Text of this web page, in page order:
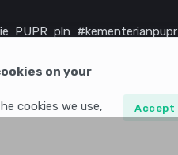
on your
cookies we use,
Accept
PUPR pln #kementerianpupr